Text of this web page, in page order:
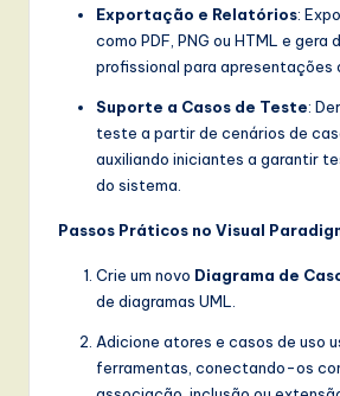
Exportação e Relatórios:
como PDF, PNG ou HTML e gera
profissional para apresentações
Suporte a Casos de Teste:
teste a partir de cenários de
auxiliando iniciantes a garantir
do sistema.
Passos Práticos no Visual
Crie um novo Diagrama de
de diagramas UML.
Adicione atores e casos de uso
ferramentas, conectando-os